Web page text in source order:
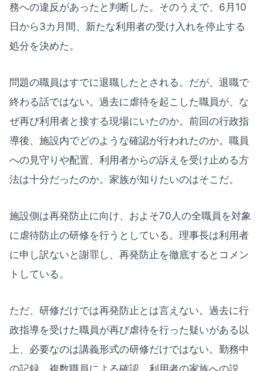
務への違反があったと判断した。そのうえで、6月10
日から3カ月間、新たな利用者の受け入れを停止する
処分を決めた。
問題の職員はすでに退職したとされる。だが、退職で
終わる話ではない。過去に虐待を起こした職員が、な
ぜ再び利用者と接する現場にいたのか。前回の行政指
導後、施設内でどのような確認が行われたのか。職員
への見守りや配置、利用者からの訴えを受け止める方
法は十分だったのか。家族が知りたいのはそこだ。
施設側は再発防止に向け、およそ70人の全職員を対象
に虐待防止の研修を行うとしている。理事長は利用者
に申し訳ないと謝罪し、再発防止を徹底するとコメン
トしている。
ただ、研修だけでは再発防止とは言えない。過去に行
政指導を受けた職員が再び虐待を行った疑いがある以
上、必要なのは講義形式の研修だけではない。勤務中